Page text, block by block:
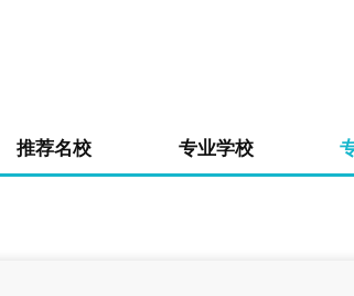
推荐名校 专业学校